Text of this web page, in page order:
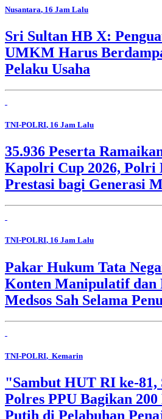
Nusantara, 16 Jam Lalu
Sri Sultan HB X:
UMKM Harus
Pelaku Usaha
TNI-POLRI, 16 Jam Lalu
35.936 Peserta
Kapolri Cup 2026, Polri
Prestasi bagi Generasi
TNI-POLRI, 16 Jam Lalu
Pakar Hukum Tata
Konten Manipulatif dan
Medsos Sah Selama
TNI-POLRI, Kemarin
"Sambut HUT RI ke-81,
Polres PPU Bagikan
Putih di Pelabuhan